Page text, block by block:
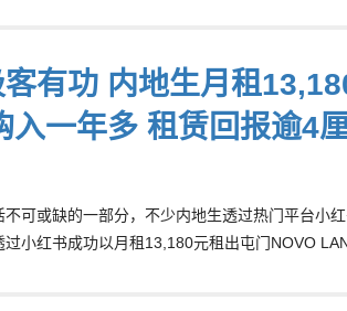
有功 内地生月租
入一年多 租赁回报逾4
可或缺的一部分，不少内地生透过热门平台小
过小红书成功以月租13,180元租出屯门NOVO